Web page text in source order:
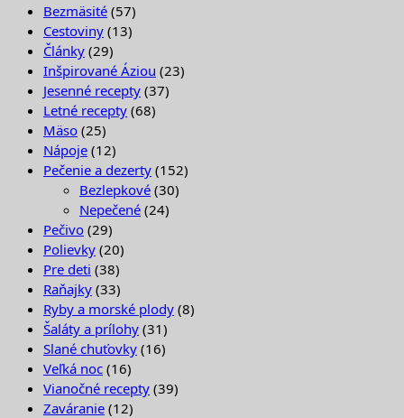
Bezmäsité (57)
Cestoviny (13)
Články (29)
Inšpirované Áziou (23)
Jesenné recepty (37)
Letné recepty (68)
Mäso (25)
Nápoje (12)
Pečenie a dezerty (152)
Bezlepkové (30)
Nepečené (24)
Pečivo (29)
Polievky (20)
Pre deti (38)
Raňajky (33)
Ryby a morské plody (8)
Šaláty a prílohy (31)
Slané chuťovky (16)
Veľká noc (16)
Vianočné recepty (39)
Zaváranie (12)